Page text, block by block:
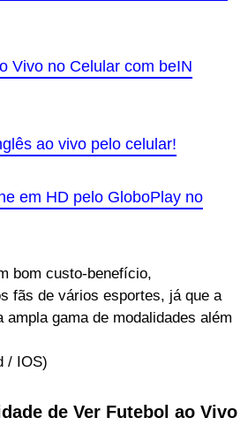
Vivo no Celular com beIN
ao vivo pelo celular!
em HD pelo GloboPlay no
bom custo-benefício,
fãs de vários esportes, já que a
ampla gama de modalidades além
/ IOS)
de Ver Futebol ao Vivo